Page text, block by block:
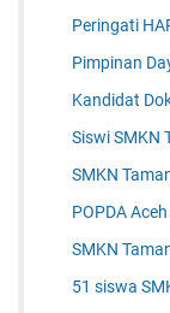
Peringati
Pimpinan
Kandidat
Siswi SMKN
SMKN
POPDA
SMKN
51 siswa